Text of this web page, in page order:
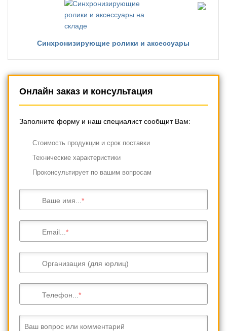
Синхронизирующие ролики и аксессуары
Онлайн заказ и консультация
Заполните форму и наш специалист сообщит Вам:
Cтоимость продукции и срок поставки
Технические характеристики
Проконсультирует по вашим вопросам
Ваше имя...
Email...
Организация (для юрлиц)
Телефон...
Ваш вопрос или комментарий